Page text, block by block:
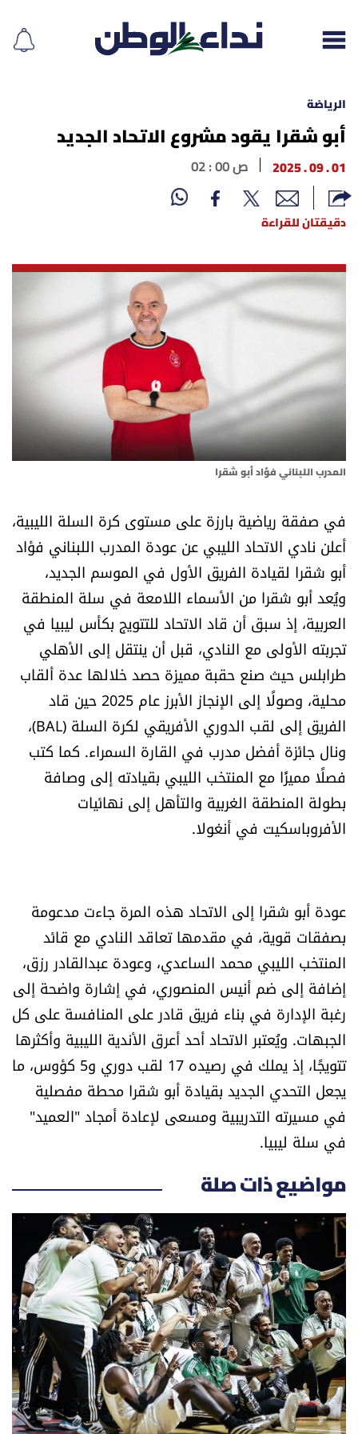
إقرأ الجريدة
لبنان
نداء اليوم
محليات
أسرار
متفرقات
نداء القرّاء
كتّابنا
تحت المجهر
آراء
اقتصاد
العالم
الصحافة الإسرائيلية
ثقافة وفنون
اقرأ تضحك
كاميرا
سجالات
صحّة وصحن
الرياضة
منوّعات
حظّك اليوم
للتاريخ
فيديو
من نحن
للتواصل معنا
شروط الاستخدام
الرياضة
أبو شقرا يقود مشروع الاتحاد الجديد
01 . 09 . 2025 02 : 00 ص
دقيقتان للقراءة
المدرب اللبناني فؤاد أبو شقرا
في صفقة رياضية بارزة على مستوى كرة السلة الليبية،
أعلن نادي الاتحاد الليبي عن عودة المدرب اللبناني فؤاد
أبو شقرا لقيادة الفريق الأول في الموسم الجديد،
ويُعد أبو شقرا من الأسماء اللامعة في سلة المنطقة
العربية، إذ سبق أن قاد الاتحاد للتتويج بكأس ليبيا في
تجربته الأولى مع النادي، قبل أن ينتقل إلى الأهلي
طرابلس حيث صنع حقبة مميزة حصد خلالها عدة ألقاب
محلية، وصولًا إلى الإنجاز الأبرز عام 2025 حين قاد
الفريق إلى لقب الدوري الأفريقي لكرة السلة (BAL)،
ونال جائزة أفضل مدرب في القارة السمراء. كما كتب
فصلًا مميزًا مع المنتخب الليبي بقيادته إلى وصافة
بطولة المنطقة الغربية والتأهل إلى نهائيات
الأفروباسكيت في أنغولا.
عودة أبو شقرا إلى الاتحاد هذه المرة جاءت مدعومة
بصفقات قوية، في مقدمها تعاقد النادي مع قائد
المنتخب الليبي محمد الساعدي، وعودة عبدالقادر رزق،
إضافة إلى ضم أنيس المنصوري، في إشارة واضحة إلى
رغبة الإدارة في بناء فريق قادر على المنافسة على كل
الجبهات. ويُعتبر الاتحاد أحد أعرق الأندية الليبية وأكثرها
تتويجًا، إذ يملك في رصيده 17 لقب دوري و5 كؤوس، ما
يجعل التحدي الجديد بقيادة أبو شقرا محطة مفصلية
في مسيرته التدريبية ومسعى لإعادة أمجاد "العميد"
في سلة ليبيا.
مواضيع ذات صلة